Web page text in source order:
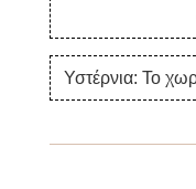
Υστέρνια: Το